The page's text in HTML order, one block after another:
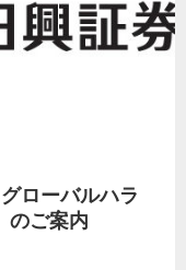
ローバルハラ
のご案内